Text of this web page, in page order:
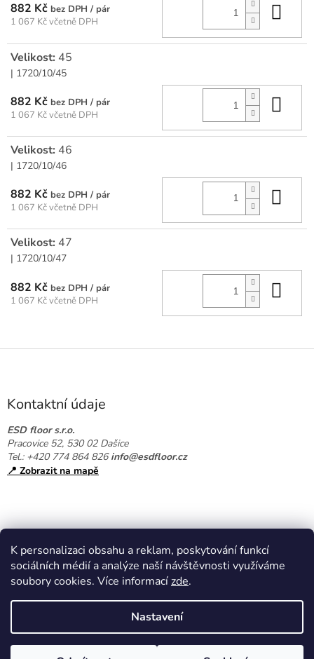
K personalizaci obsahu a reklam, poskytování funkcí
sociálních médií a analýze naší návštěvnosti využíváme
soubory cookies. Více informacízde.
Nastavení
882 Kč
/ pár
1 067 Kč včetně DPH
Velikost: 45
| 1720/10/45
882 Kč
/ pár
1 067 Kč včetně DPH
Velikost: 46
| 1720/10/46
882 Kč
/ pár
1 067 Kč včetně DPH
Velikost: 47
| 1720/10/47
882 Kč
/ pár
1 067 Kč včetně DPH
Z
Kontaktní údaje
ESD floor s.r.o.
Pracovice 52, 530 02 Dašice
Tel.: +420 774 864 826info@esdfloor.cz
📍 Zobrazit na mapě
Copyright 2026EPAshop.cz. Všechna práva vyhrazena.Upravit